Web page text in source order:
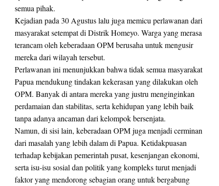
semua pihak.
Kejadian pada 30 Agustus lalu juga memicu perlawanan dari
masyarakat setempat di Distrik Homeyo. Warga yang merasa
terancam oleh keberadaan OPM berusaha untuk mengusir
mereka dari wilayah tersebut.
Perlawanan ini menunjukkan bahwa tidak semua masyarakat
Papua mendukung tindakan kekerasan yang dilakukan oleh
OPM. Banyak di antara mereka yang justru menginginkan
perdamaian dan stabilitas, serta kehidupan yang lebih baik
tanpa adanya ancaman dari kelompok bersenjata.
Namun, di sisi lain, keberadaan OPM juga menjadi cerminan
dari masalah yang lebih dalam di Papua. Ketidakpuasan
terhadap kebijakan pemerintah pusat, kesenjangan ekonomi,
serta isu-isu sosial dan politik yang kompleks turut menjadi
faktor yang mendorong sebagian orang untuk bergabung